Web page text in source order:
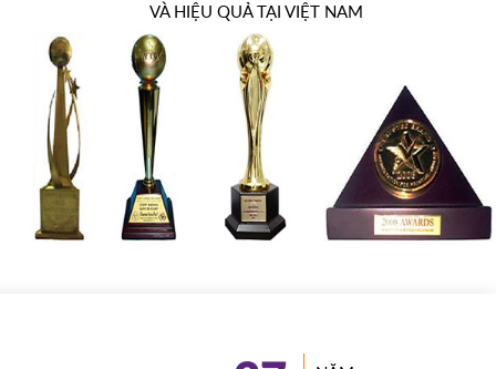
VÀ HIỆU QUẢ TẠI VIỆT NAM